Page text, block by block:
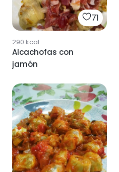
71
290 kcal
Alcachofas con
jamón